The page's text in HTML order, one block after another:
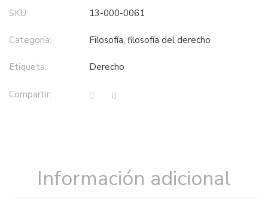
SKU: 13-000-0061
Categoría: filosofía, filosofía del derecho
Etiqueta: derecho
Compartir:
Información adicional